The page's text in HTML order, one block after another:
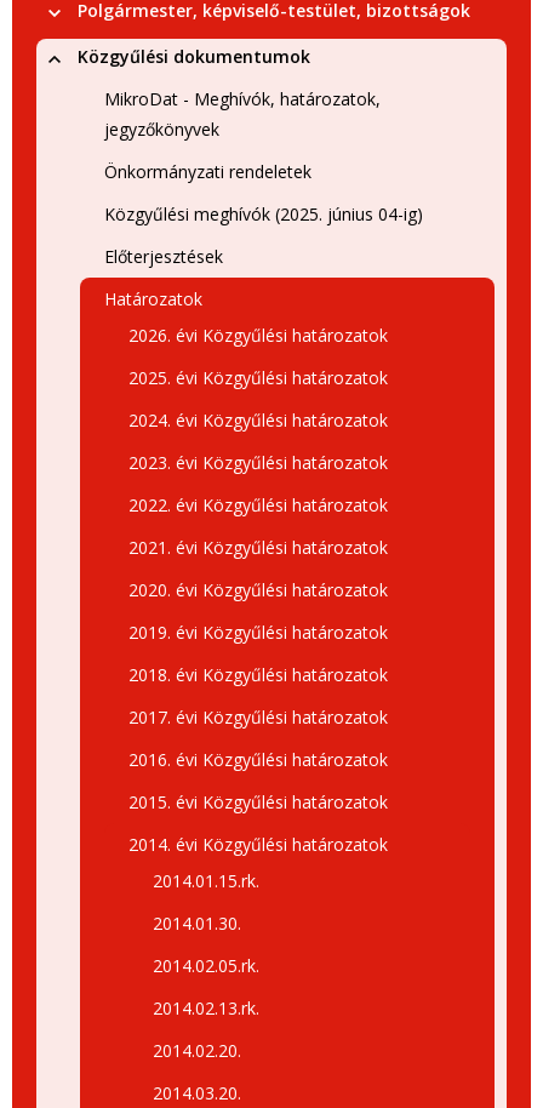
Polgármester, képviselő-testület, bizottságok
Közgyűlési dokumentumok
MikroDat - Meghívók, határozatok,
jegyzőkönyvek
Önkormányzati rendeletek
Közgyűlési meghívók (2025. június 04-ig)
Előterjesztések
Határozatok
2026. évi Közgyűlési határozatok
2025. évi Közgyűlési határozatok
2024. évi Közgyűlési határozatok
2023. évi Közgyűlési határozatok
2022. évi Közgyűlési határozatok
2021. évi Közgyűlési határozatok
2020. évi Közgyűlési határozatok
2019. évi Közgyűlési határozatok
2018. évi Közgyűlési határozatok
2017. évi Közgyűlési határozatok
2016. évi Közgyűlési határozatok
2015. évi Közgyűlési határozatok
2014. évi Közgyűlési határozatok
2014.01.15.rk.
2014.01.30.
2014.02.05.rk.
2014.02.13.rk.
2014.02.20.
2014.03.20.